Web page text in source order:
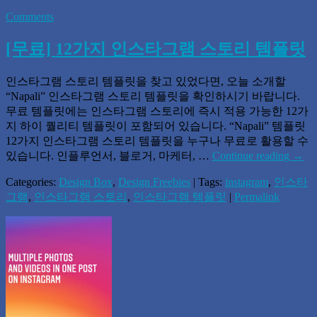
Comments
[무료] 12가지 인스타그램 스토리 템플릿
인스타그램 스토리 템플릿을 찾고 있었다면, 오늘 소개할
“Napali” 인스타그램 스토리 템플릿을 확인하시기 바랍니다.
무료 템플릿에는 인스타그램 스토리에 즉시 적용 가능한 12가
지 하이 퀄리티 템플릿이 포함되어 있습니다. “Napali” 템플릿
12가지 인스타그램 스토리 템플릿을 누구나 무료로 활용할 수
있습니다. 인플루언서, 블로거, 마케터, … Continue reading →
Categories: Design Box, Design Freebies | Tags: instagram, 인스타
그램 , 인스타그램 스토리 , 인스타그램 템플릿 | Permalink